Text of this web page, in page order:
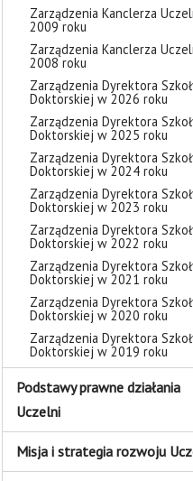
Zarządzenia Kanclerza
2009 roku
Zarządzenia Kanclerza
2008 roku
Zarządzenia Dyrektora
Doktorskiej w 2026 roku
Zarządzenia Dyrektora
Doktorskiej w 2025 roku
Zarządzenia Dyrektora
Doktorskiej w 2024 roku
Zarządzenia Dyrektora
Doktorskiej w 2023 roku
Zarządzenia Dyrektora
Doktorskiej w 2022 roku
Zarządzenia Dyrektora
Doktorskiej w 2021 roku
Zarządzenia Dyrektora
Doktorskiej w 2020 roku
Zarządzenia Dyrektora
Doktorskiej w 2019 roku
Podstawy prawne działania
Uczelni
Misja i strategia rozwoju